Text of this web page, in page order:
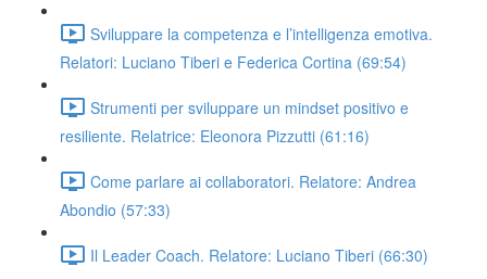
Sviluppare la competenza e l’intelligenza emotiva.
Relatori: Luciano Tiberi e Federica Cortina (69:54)
Strumenti per sviluppare un mindset positivo e
resiliente. Relatrice: Eleonora Pizzutti (61:16)
Come parlare ai collaboratori. Relatore: Andrea
Abondio (57:33)
Il Leader Coach. Relatore: Luciano Tiberi (66:30)